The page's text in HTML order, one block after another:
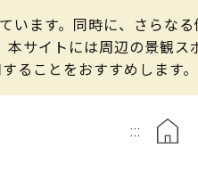
ます。同時に、さらな
サイトには周辺の景観
ることをおすすめします。
:::